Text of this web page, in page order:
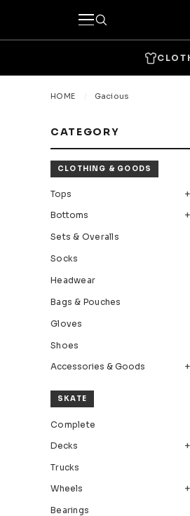
カテゴリーから探す
CLOTHING & GOODS
Headwear
SKATE
Complete
Skate Bags & Cases
MEDIA & PROJECTS
Media
ブランドから探す
HOME Gacious
CATEGORY
CLOTHING & GOODS
Tops
Bottoms
Sets & Overalls
Socks
Headwear
Bags & Pouches
Gloves
Shoes
Accessories & Goods
SKATE
Complete
Decks
Trucks
Wheels
Bearings